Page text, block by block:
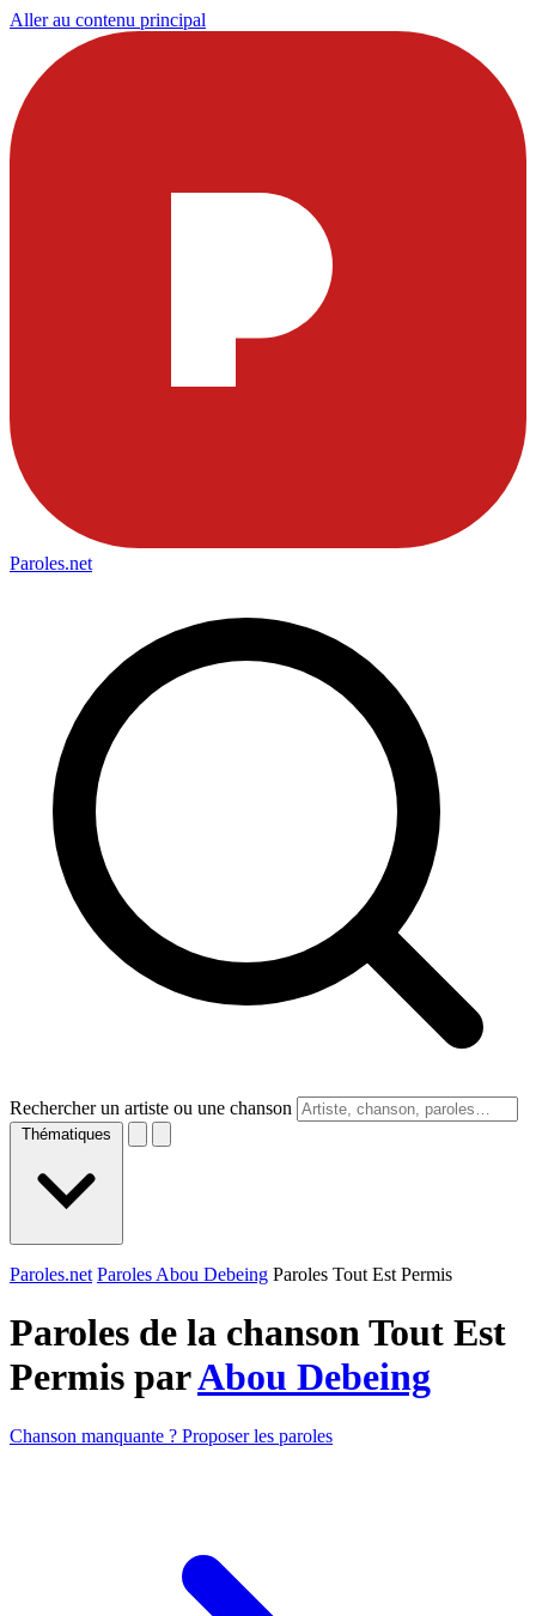
Aller au contenu principal
Paroles.net
Rechercher un artiste ou une chanson
Thématiques
Paroles.net Paroles Abou Debeing Paroles Tout Est Permis
Paroles de la chanson Tout Est
Permis parAbou Debeing
Chanson manquante ? Proposer les paroles